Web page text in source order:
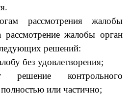
рассмотрения жалобы
жалобы орган
решений:
без удовлетворения;
решение контрольного
или частично;